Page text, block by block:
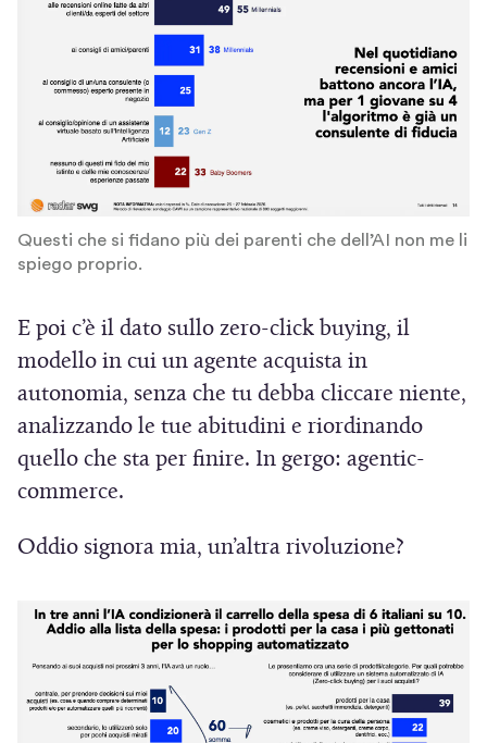
Questi che si fidano più dei parenti che dell’AI non me li
spiego proprio.
E poi c’è il dato sullo zero-click buying, il
modello in cui un agente acquista in
autonomia, senza che tu debba cliccare niente,
analizzando le tue abitudini e riordinando
quello che sta per finire. In gergo: agentic-
commerce.
Oddio signora mia, un’altra rivoluzione?